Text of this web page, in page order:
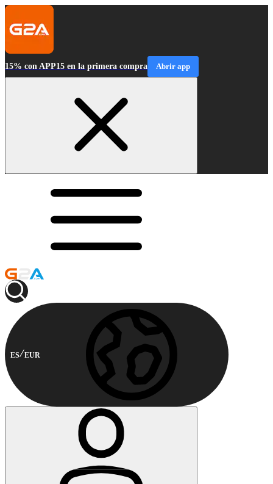
15% con APP15 en la primera compra Abrir app
ES EUR